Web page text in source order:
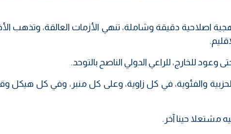
اصلاحية دقيقة وشاملة، تنهي الأزمات العالقة، وتذهب
للخارج، للراعي الدولي الناصح بالتوحد.
والفئوية، في كل زاوية، وعلى كل منبر، وفي كل هيكل
مشتعلا حينا آخر.